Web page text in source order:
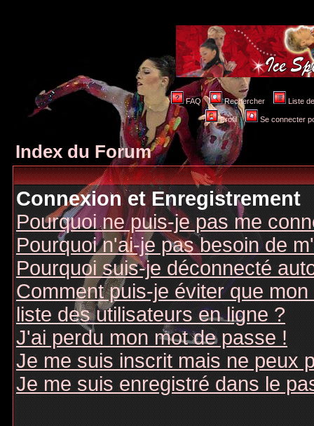
FAQ Rechercher Liste
Profil Se connecter
Index du Forum
Connexion et Enregistrement
Pourquoi ne puis-je pas me
Pourquoi n'ai-je pas besoin de
Pourquoi suis-je déconnecté
Comment puis-je éviter que
liste des utilisateurs en ligne ?
J'ai perdu mon mot de passe !
Je me suis inscrit mais ne peux
Je me suis enregistré dans le